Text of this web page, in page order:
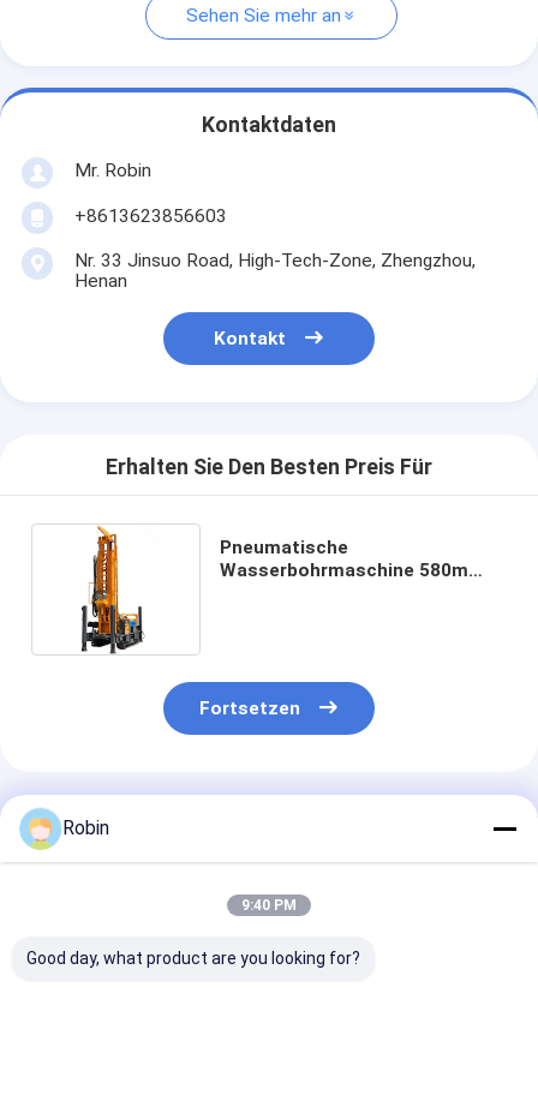
Sehen Sie mehr an
Kontaktdaten
Mr. Robin
+8613623856603
Nr. 33 Jinsuo Road, High-Tech-Zone, Zhengzhou,
Henan
Kontakt
Erhalten Sie Den Besten Preis Für
Pneumatische
Wasserbohrmaschine 580m
Fortsetzen
Empfohlene Produkte
Robin
9:40 PM
Good day, what product are you looking for?